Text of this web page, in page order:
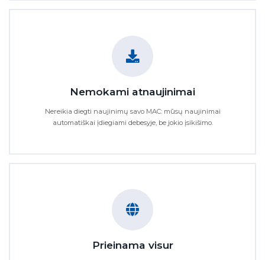
Nemokami atnaujinimai
Nereikia diegti naujinimų savo MAC: mūsų naujinimai
automatiškai įdiegiami debesyje, be jokio įsikišimo.
Prieinama visur